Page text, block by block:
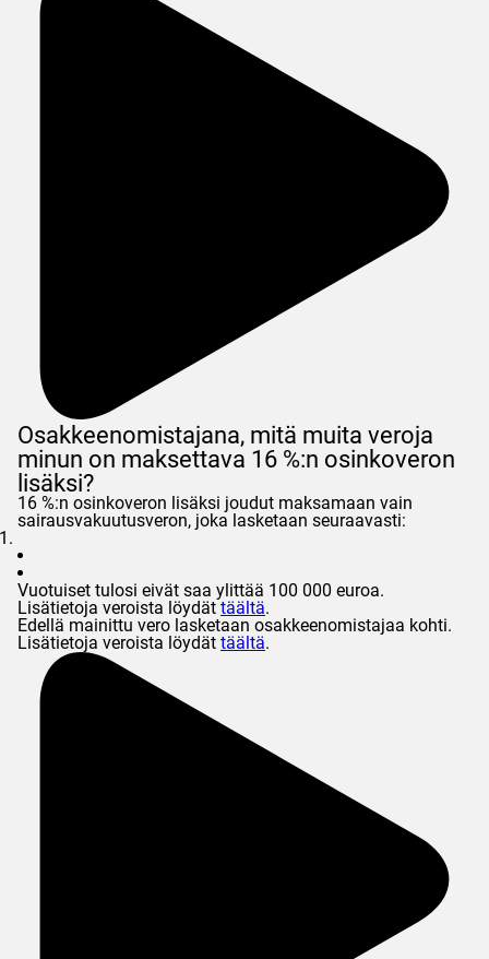
Osakkeenomistajana, mitä muita veroja
minun on maksettava 16 %:n osinkoveron
lisäksi?
16 %:n osinkoveron lisäksi joudut maksamaan vain
sairausvakuutusveron, joka lasketaan seuraavasti:
Vuotuiset tulosi eivät saa ylittää 100 000 euroa.
Lisätietoja veroista löydät täältä.
Edellä mainittu vero lasketaan osakkeenomistajaa kohti.
Lisätietoja veroista löydät täältä.